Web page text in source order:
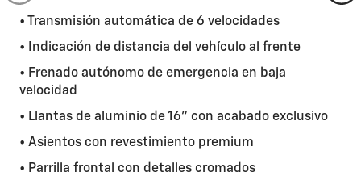
• Transmisión automática de 6 velocidades
• Indicación de distancia del vehículo al frente
• Frenado autónomo de emergencia en baja
velocidad
• Llantas de aluminio de 16” con acabado exclusivo
• Asientos con revestimiento premium
• Parrilla frontal con detalles cromados